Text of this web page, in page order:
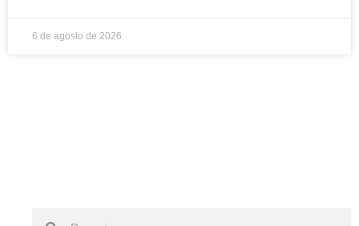
6 de agosto de 2026